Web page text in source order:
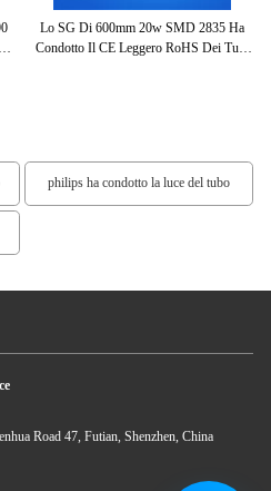
Lo SG Di 600mm 20w SMD 2835 Ha
Condotto Il CE Leggero RoHS Dei Tubi
philips ha condotto la luce del tubo
Road 47, Futian, Shenzhen, China